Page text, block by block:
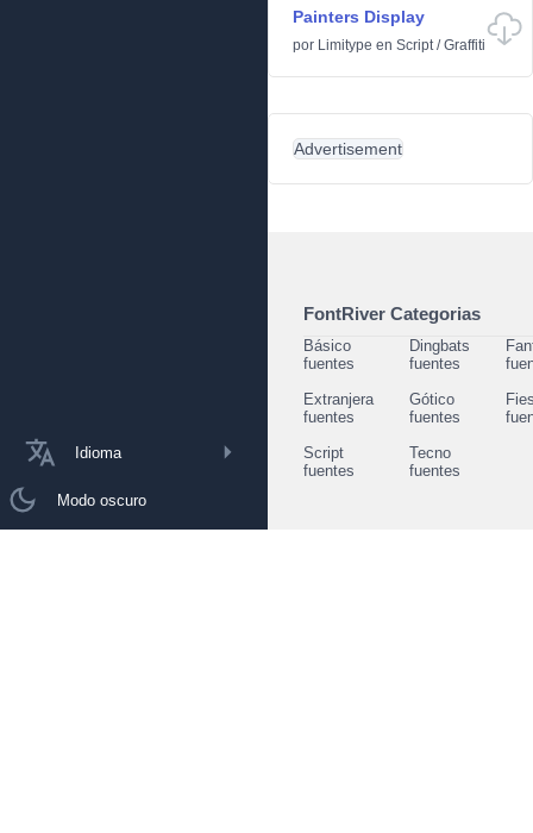
Idioma
Modo oscuro
Painters Display
por Limitype en Script/Graffiti
Advertisement
FontRiver Categorias
Básico
fuentes
Dingbats
fuentes
Extranjera
fuentes
Gótico
fuentes
Script
fuentes
Tecno
fuentes